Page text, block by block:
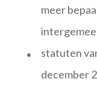
meer
●
statuten
december